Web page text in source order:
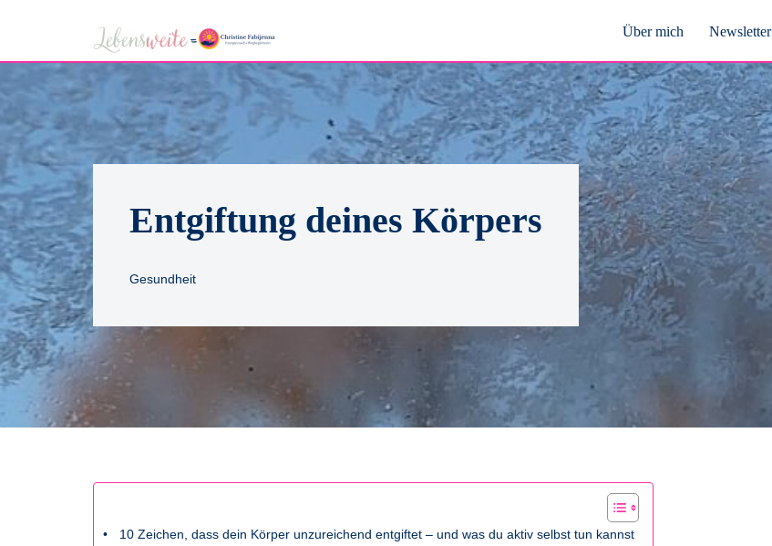
Inhalt
springen
Über mich Newsletter
Entgiftung deines Körpers
Gesundheit
10 Zeichen, dass dein Körper unzureichend entgiftet – und was du aktiv selbst tun kannst